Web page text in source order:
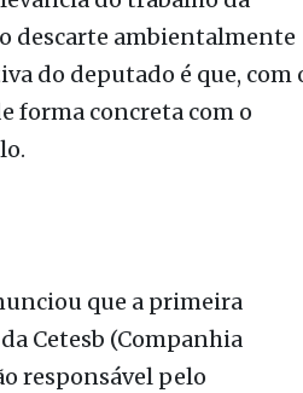
forma concreta com o
que a primeira
responsável pelo
geradoras de
(MPSP).